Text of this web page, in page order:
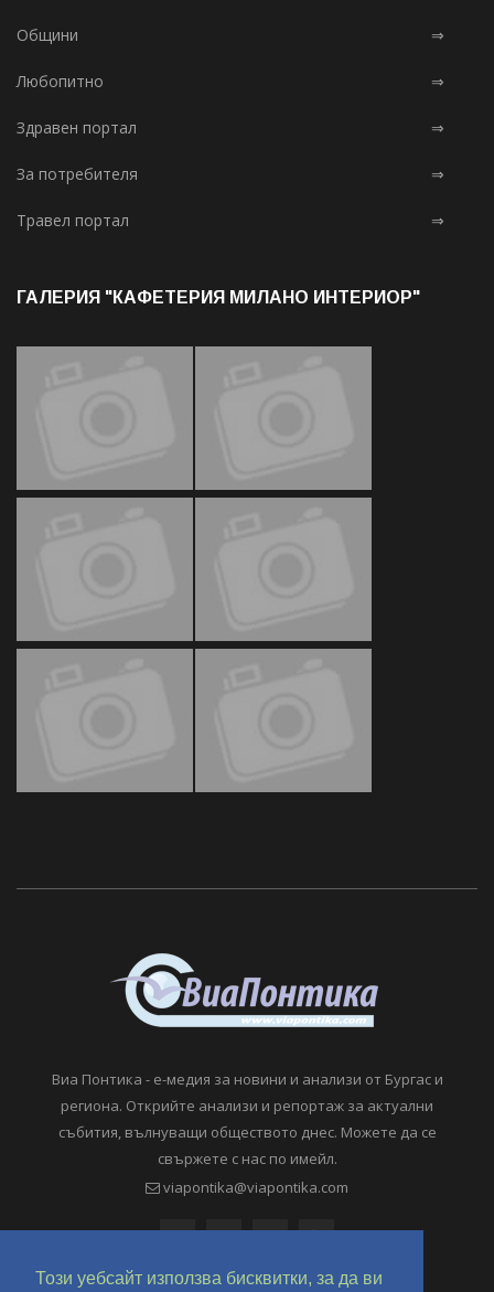
Този уебсайт използва бисквитки, за да ви
Общини ⇒
Любопитно ⇒
Здравен портал ⇒
За потребителя ⇒
Травел портал ⇒
ГАЛЕРИЯ "КАФЕТЕРИЯ МИЛАНО ИНТЕРИОР"
Виа Понтика - е-медия за новини и анализи от Бургас и
региона. Открийте анализи и репортаж за актуални
събития, вълнуващи обществото днес. Можете да се
свържете с нас по имейл.
viapontika@viapontika.com